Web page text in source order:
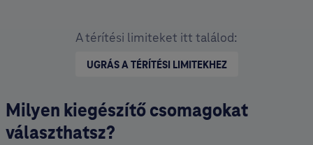
A térítési limiteket itt találod:
UGRÁS A TÉRÍTÉSI LIMITEKHEZ
Milyen kiegészítő csomag okat
választhatsz?